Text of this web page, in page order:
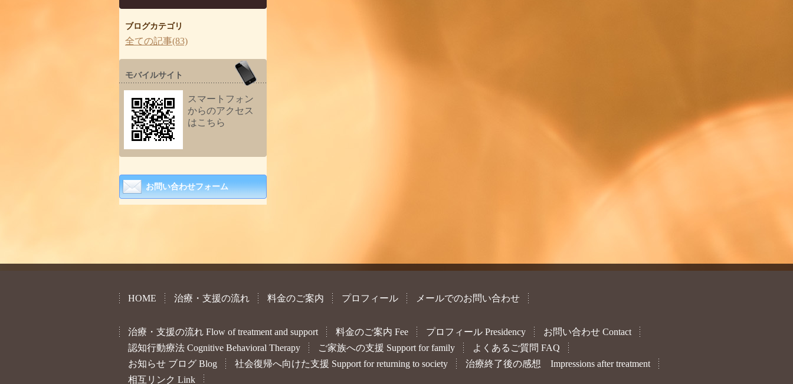
ブログカテゴリ
全ての記事(83)
モバイルサイト
スマートフォン
からのアクセス
はこちら
お問い合わせフォーム
HOME 治療・支援の流れ 料金のご案内 プロフィール メールでのお問い合わせ
治療・支援の流れ Flow of treatment and support 料金のご案内 Fee プロフィール Presidency
お問い合わせ Contact
認知行動療法 Cognitive Behavioral Therapy
ご家族への支援 Support for family
よくあるご質問 FAQ
お知らせ ブログ Blog
社会復帰へ向けた支援 Support for returning to society
治療終了後の感想 Impressions after treatment
相互リンク Link